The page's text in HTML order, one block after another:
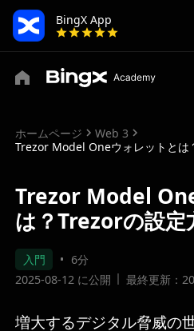
BingX App
ホームページ
Web 3
Trezor Model Oneウォレットとは
Trezor Model
は？Trezorの設定
入門
6分
2025-08-12 に公開
最終更新：
増大するデジタル脅威の